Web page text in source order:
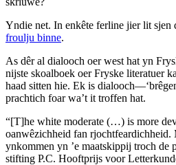
Yndie net. In enkête ferline jier lit sjen
froulju binne.
As dêr al dialooch oer west hat yn
nijste skoalboek oer Fryske literatuer
haad sitten hie. Ek is
prachtich foar wa’t it troffen hat.
“[T]he white moderate (…) is more
oanwêzichheid fan
ynkommen yn ’e maatskippij troch de
stifting P.C. Hooftprijs voor